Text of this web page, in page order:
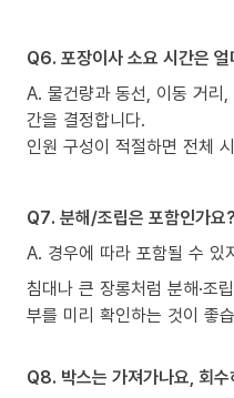
Q6. 포장이사 소요 시간은
A. 물건량과 동선, 이동 거리
간을 결정합니다.
인원 구성이 적절하면 전체
Q7. 분해/조립은 포함인가요?
A. 경우에 따라 포함될 수 있
침대나 큰 장롱처럼 분해·조
부를 미리 확인하는 것이 좋
Q8. 박스는 가져가나요, 회수